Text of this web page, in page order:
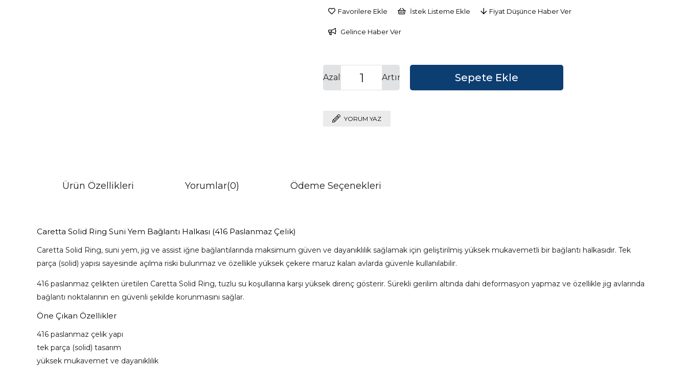
Favorilere Ekle İstek Listeme Ekle Fiyat Düşünce Haber Ver
Gelince Haber Ver
Artır
Azalt
YORUM YAZ
Ürün Özellikleri Yorumlar(0) Ödeme Seçenekleri
Caretta Solid Ring Suni Yem Bağlantı Halkası (416 Paslanmaz Çelik)
Caretta Solid Ring, suni yem, jig ve assist iğne bağlantılarında maksimum güven ve dayanıklılık sağlamak için geliştirilmiş yüksek mukavemetli bir bağlantı halkasıdır. Tek
parça (solid) yapısı sayesinde açılma riski bulunmaz ve özellikle yüksek çekere maruz kalan avlarda güvenle kullanılabilir.
416 paslanmaz çelikten üretilen Caretta Solid Ring, tuzlu su koşullarına karşı yüksek direnç gösterir. Sürekli gerilim altında dahi deformasyon yapmaz ve özellikle jig avlarında
bağlantı noktalarının en güvenli şekilde korunmasını sağlar.
Öne Çıkan Özellikler
416 paslanmaz çelik yapı
tek parça (solid) tasarım
yüksek mukavemet ve dayanıklılık